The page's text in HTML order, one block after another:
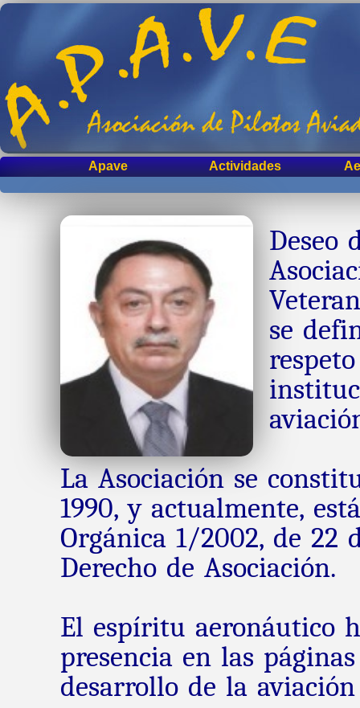
Apave Actividades
Deseo
se
La Asociación se
1990, y actualmente,
Orgánica 1/2002, de 22
Derecho de Asociación.
El espíritu aeronáutico
presencia en las
desarrollo de la